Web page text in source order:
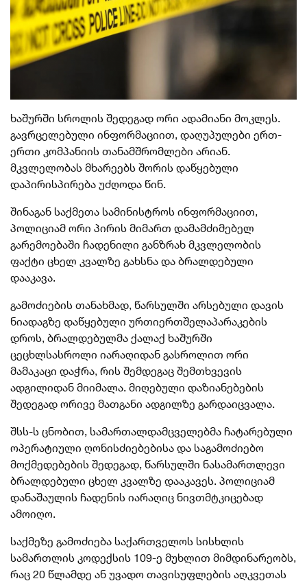
ხაშურში სროლის შედეგად ორი ადამიანი მოკლეს.
გავრცელებული ინფორმაციით, დაღუპულები ერთ-
ერთი კომპანიის თანამშრომლები არიან.
მკვლელობას მხარეებს შორის დაწყებული
დაპირისპირება უძღოდა წინ.
შინაგან საქმეთა სამინისტროს ინფორმაციით,
პოლიციამ ორი პირის მიმართ დამამძიმებელ
გარემოებაში ჩადენილი განზრახ მკვლელობის
ფაქტი ცხელ კვალზე გახსნა და ბრალდებული
დააკავა.
გამოძიების თანახმად, წარსულში არსებული დავის
ნიადაგზე დაწყებული ურთიერთშელაპარაკების
დროს, ბრალდებულმა ქალაქ ხაშურში
ცეცხლსასროლი იარაღიდან გასროლით ორი
მამაკაცი დაჭრა, რის შემდეგაც შემთხვევის
ადგილიდან მიიმალა. მიღებული დაზიანებების
შედეგად ორივე მათგანი ადგილზე გარდაიცვალა.
შსს-ს ცნობით, სამართალდამცველებმა ჩატარებული
ოპერატიული ღონისძიებებისა და საგამოძიებო
მოქმედებების შედეგად, წარსულში ნასამართლევი
ბრალდებული ცხელ კვალზე დააკავეს. პოლიციამ
დანაშაულის ჩადენის იარაღიც ნივთმტკიცებად
ამოიღო.
საქმეზე გამოძიება საქართველოს სისხლის
სამართლის კოდექსის 109-ე მუხლით მიმდინარეობს,
რაც 20 წლამდე ან უვადო თავისუფლების აღკვეთას